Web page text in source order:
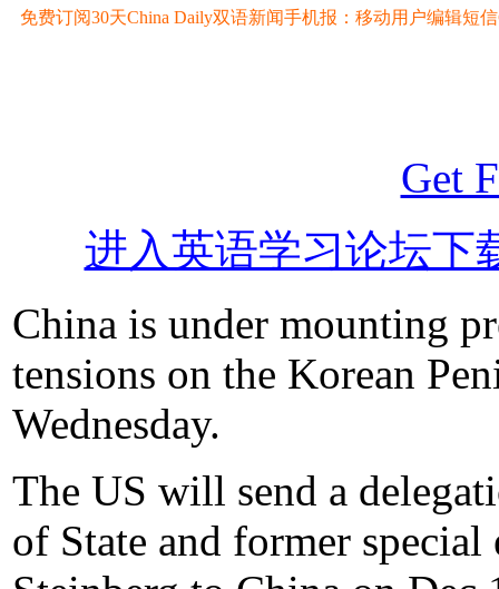
免费订阅30天China Daily双语新闻手机报：移动用户编辑短信
Get
进入英语学习论坛下
China is under mounting
tensions on the Korean
Wednesday.
The US will send a
of State and former